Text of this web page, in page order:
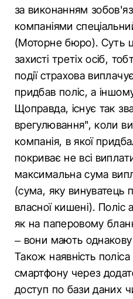
за виконанням
компаніями
(Моторне бюро). Суть
захисті третіх осіб,
події страхова
придбав поліс, а
Щоправда, існує так
врегулювання", коли
компанія, в якої
покриває не всі
максимальна сума
(сума, яку винуватець
власної кишені).
як на паперовому
– вони мають
Також наявність
смартфону через
доступ по бази даних